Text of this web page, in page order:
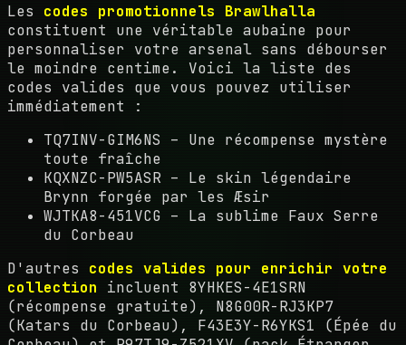
Les codes promotionnels Brawlhalla
constituent une véritable aubaine pour
personnaliser votre arsenal sans débourser
le moindre centime. Voici la liste des
codes valides que vous pouvez utiliser
immédiatement :
TQ7INV-GIM6NS – Une récompense mystère
toute fraîche
KQXNZC-PW5ASR – Le skin légendaire
Brynn forgée par les Æsir
WJTKA8-451VCG – La sublime Faux Serre
du Corbeau
D'autres codes valides pour enrichir votre
collection incluent 8YHKES-4E1SRN
(récompense gratuite), N8G00R-RJ3KP7
(Katars du Corbeau), F43E3Y-R6YKS1 (Épée du